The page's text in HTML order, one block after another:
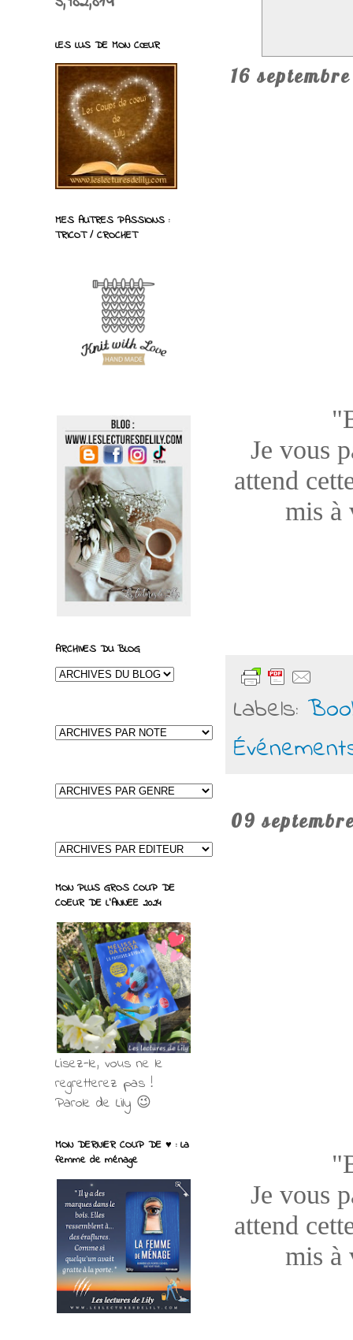
16
Je vous
attend
mis à
Labels:
09
Je vous
attend
mis à
LES LUS DE MON CŒUR
MES AUTRES PASSIONS :
TRICOT / CROCHET
ARCHIVES DU BLOG
MON PLUS GROS COUP DE
COEUR DE L'ANNEE 2024
Lisez-le, vous ne le
regretterez pas !
Parole de Lily 😉
MON DERNIER COUP DE ♥ : La
femme de ménage